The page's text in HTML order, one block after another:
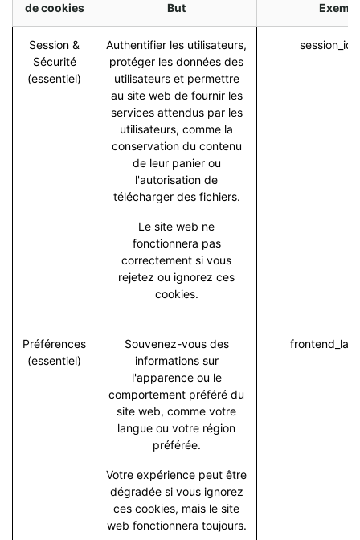
de cookies
But
Session &
Sécurité
(essentiel)
Authentifier les utilisateurs,
protéger les données des
utilisateurs et permettre
au site web de fournir les
services attendus par les
utilisateurs, comme la
conservation du contenu
de leur panier ou
l'autorisation de
télécharger des fichiers.
Le site web ne
fonctionnera pas
correctement si vous
rejetez ou ignorez ces
cookies.
session_id
Préférences
(essentiel)
Souvenez-vous des
informations sur
l'apparence ou le
comportement préféré du
site web, comme votre
langue ou votre région
préférée.
Votre expérience peut être
dégradée si vous ignorez
ces cookies, mais le site
web fonctionnera toujours.